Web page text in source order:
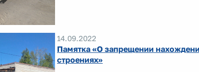
14.09.2022
Памятка «О запрещении
строениях»